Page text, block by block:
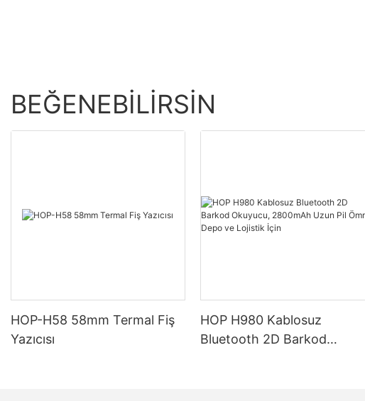
BEĞENEBILIRSIN
HOP-H58 58mm Termal Fiş
Yazıcısı
HOP H980 Kablosuz
Bluetooth 2D Barkod